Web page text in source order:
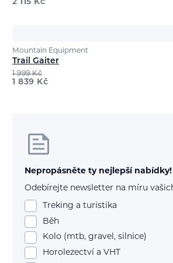
2 115 Kč
Mountain Equipment
Trail Gaiter
1 999Kč
1 839 Kč
Nepropásněte ty nejlepší nabídky!
Odebírejte newsletter na míru
Treking a turistika
Běh
Kolo (mtb, gravel, silnice)
Horolezectví a VHT